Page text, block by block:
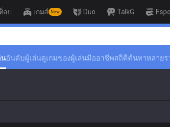
อป เกมส์ New Duo TalkG
🏆 Rank Up in 3
อันดับผู้เล่นดูเกมของผู้เล่นมืออาชีพสถิติค้นหาหลายร